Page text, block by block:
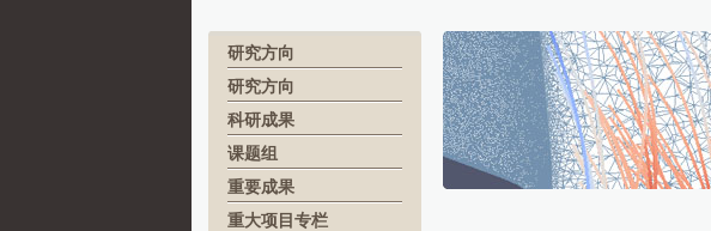
研究方向
研究方向
科研成果
课题组
重要成果
重大项目专栏